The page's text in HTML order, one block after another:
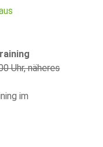
Uhr, näheres
im